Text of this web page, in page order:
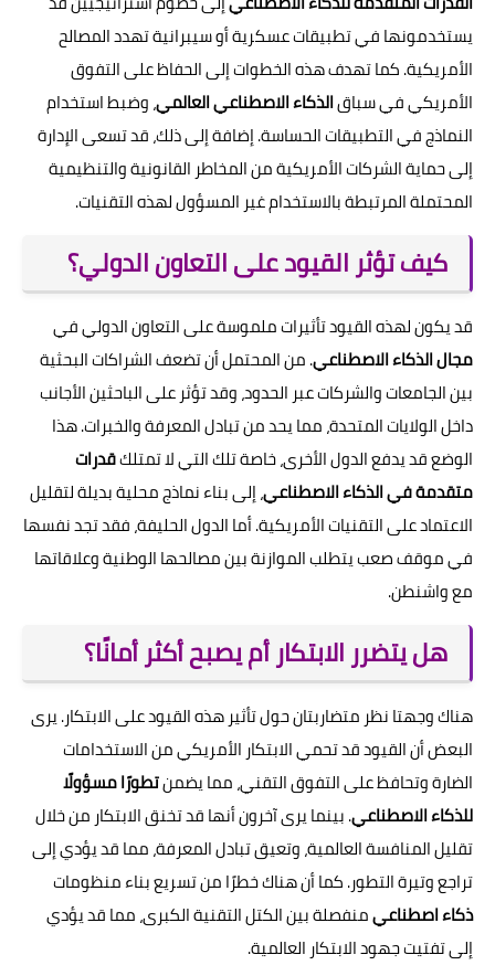
يستخدمونها في تطبيقات عسكرية أو سيبرانية تهدد المصالح
الأمريكية. كما تهدف هذه الخطوات إلى الحفاظ على التفوق
الأمريكي في سباقالذكاء الاصطناعي العالمي، وضبط استخدام
النماذج في التطبيقات الحساسة. إضافة إلى ذلك، قد تسعى الإدارة
إلى حماية الشركات الأمريكية من المخاطر القانونية والتنظيمية
المحتملة المرتبطة بالاستخدام غير المسؤول لهذه التقنيات.
كيف تؤثر القيود على التعاون الدولي؟
قد يكون لهذه القيود تأثيرات ملموسة على التعاون الدولي في
مجال الذكاء الاصطناعي. من المحتمل أن تضعف الشراكات البحثية
بين الجامعات والشركات عبر الحدود، وقد تؤثر على الباحثين الأجانب
داخل الولايات المتحدة، مما يحد من تبادل المعرفة والخبرات. هذا
الوضع قد يدفع الدول الأخرى، خاصة تلك التي لا تمتلكقدرات
متقدمة في الذكاء الاصطناعي، إلى بناء نماذج محلية بديلة لتقليل
الاعتماد على التقنيات الأمريكية. أما الدول الحليفة، فقد تجد نفسها
في موقف صعب يتطلب الموازنة بين مصالحها الوطنية وعلاقاتها
مع واشنطن.
هل يتضرر الابتكار أم يصبح أكثر أمانًا؟
هناك وجهتا نظر متضاربتان حول تأثير هذه القيود على الابتكار. يرى
البعض أن القيود قد تحمي الابتكار الأمريكي من الاستخدامات
الضارة وتحافظ على التفوق التقني، مما يضمنتطورًا مسؤولًا
للذكاء الاصطناعي. بينما يرى آخرون أنها قد تخنق الابتكار من خلال
تقليل المنافسة العالمية، وتعيق تبادل المعرفة، مما قد يؤدي إلى
تراجع وتيرة التطور. كما أن هناك خطرًا من تسريع بناء منظومات
ذكاء اصطناعيمنفصلة بين الكتل التقنية الكبرى، مما قد يؤدي
إلى تفتيت جهود الابتكار العالمية.